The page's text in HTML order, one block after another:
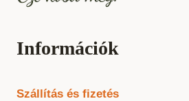
Információk
Szállítás és fizetés